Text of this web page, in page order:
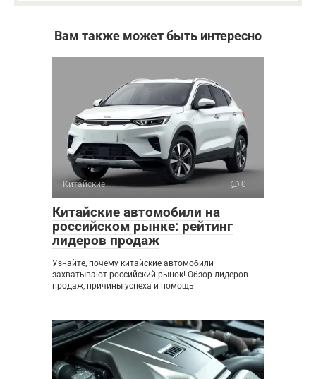
Вам также может быть интересно
Китайские 0
Китайские автомобили на
российском рынке: рейтинг
лидеров продаж
Узнайте, почему китайские автомобили
захватывают российский рынок! Обзор лидеров
продаж, причины успеха и помощь